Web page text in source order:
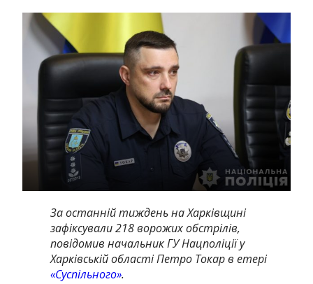
За останній тиждень на Харківщині
зафіксували 218 ворожих обстрілів,
повідомив начальник ГУ Нацполіції у
Харківській області Петро Токар в етері
«Суспільного».